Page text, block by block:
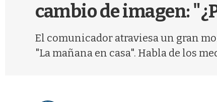
cambio de imagen:
El comunicador atraviesa un gran
"La mañana en casa". Habla de los